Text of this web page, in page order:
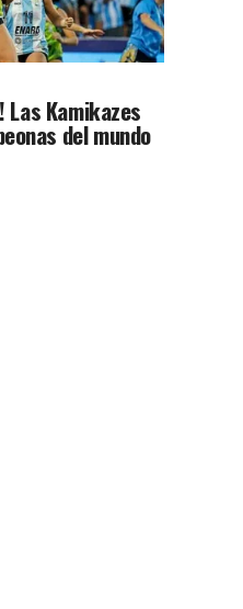
Las Kamikazes
del mundo